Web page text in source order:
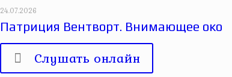
24.07.2026
Патриция Вентворт. Внимающее око
Слушать онлайн